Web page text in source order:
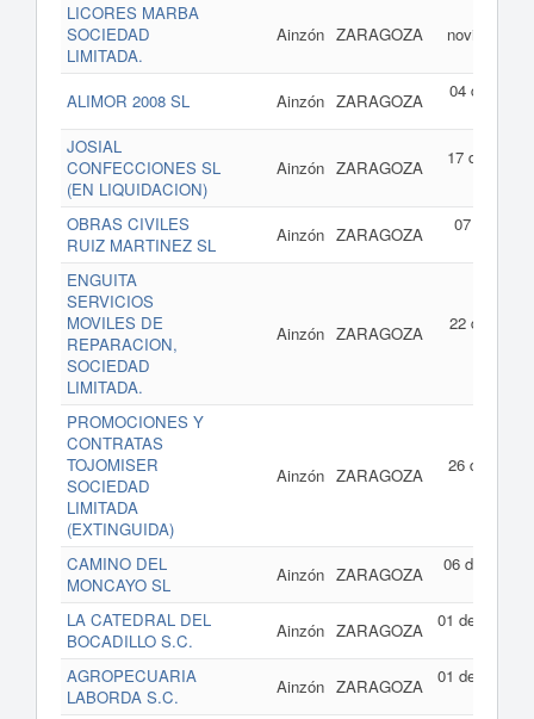
LICORES MARBA
SOCIEDAD
LIMITADA.
Ainzón ZARAGOZA
noviembre
ALIMOR 2008 SL
Ainzón ZARAGOZA
04 de
JOSIAL
CONFECCIONES SL
(EN LIQUIDACION)
Ainzón ZARAGOZA
17 de abril
OBRAS CIVILES
RUIZ MARTINEZ SL
Ainzón ZARAGOZA
07 de
ENGUITA
SERVICIOS
MOVILES DE
REPARACION,
SOCIEDAD
LIMITADA.
Ainzón ZARAGOZA
22 de
PROMOCIONES Y
CONTRATAS
TOJOMISER
SOCIEDAD
LIMITADA
(EXTINGUIDA)
Ainzón ZARAGOZA
26 de julio
CAMINO DEL
MONCAYO SL
Ainzón ZARAGOZA
06 de junio
LA CATEDRAL DEL
BOCADILLO S.C.
Ainzón ZARAGOZA
01 de enero
AGROPECUARIA
LABORDA S.C.
Ainzón ZARAGOZA
01 de enero